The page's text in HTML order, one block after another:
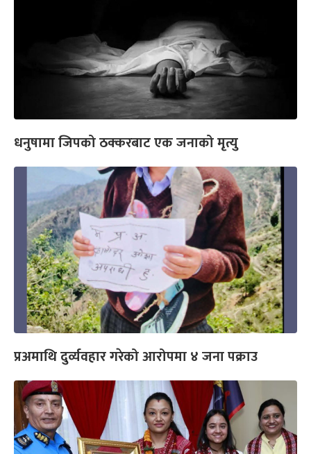
धनुषामा जिपको ठक्करबाट एक जनाको मृत्यु
प्रअमाथि दुर्व्यवहार गरेको आरोपमा ४ जना पक्राउ